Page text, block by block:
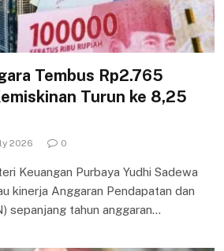
Tembus Rp2.765
Turun ke 8,25
2026 0
Keuangan Purbaya Yudhi Sadewa
kinerja Anggaran Pendapatan dan
sepanjang tahun anggaran…